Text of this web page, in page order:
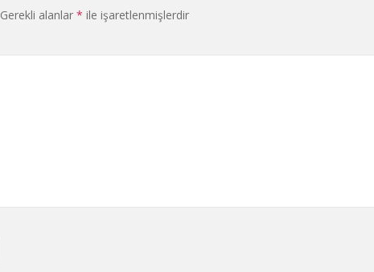
Gerekli alanlar * ile işaretlenmişlerdir